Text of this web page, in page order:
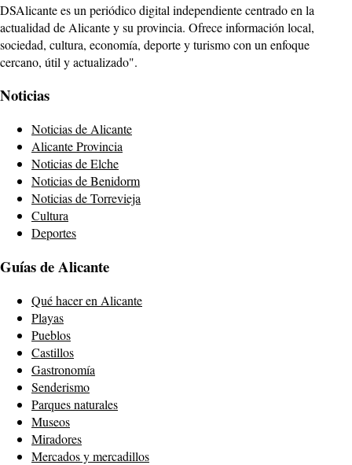
DSAlicante es un periódico digital independiente centrado en la
actualidad de Alicante y su provincia. Ofrece información local,
sociedad, cultura, economía, deporte y turismo con un enfoque
cercano, útil y actualizado".
Noticias
Noticias de Alicante
Alicante Provincia
Noticias de Elche
Noticias de Benidorm
Noticias de Torrevieja
Cultura
Deportes
Guías de Alicante
Qué hacer en Alicante
Playas
Pueblos
Castillos
Gastronomía
Senderismo
Parques naturales
Museos
Miradores
Mercados y mercadillos